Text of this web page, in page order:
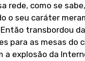
rede, como se
o seu caráter
transbordou
para as mesas do
a explosão da